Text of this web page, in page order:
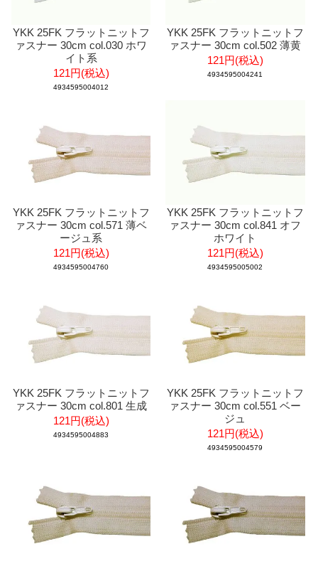
YKK 25FK フラットニットフ
ァスナー 30cm col.030 ホワ
イト系
121円(税込)
4934595004012
YKK 25FK フラットニットフ
ァスナー 30cm col.502 薄黄
121円(税込)
4934595004241
YKK 25FK フラットニットフ
ァスナー 30cm col.571 薄ベ
ージュ系
121円(税込)
4934595004760
YKK 25FK フラットニットフ
ァスナー 30cm col.841 オフ
ホワイト
121円(税込)
4934595005002
YKK 25FK フラットニットフ
ァスナー 30cm col.801 生成
121円(税込)
4934595004883
YKK 25FK フラットニットフ
ァスナー 30cm col.551 ベー
ジュ
121円(税込)
4934595004579